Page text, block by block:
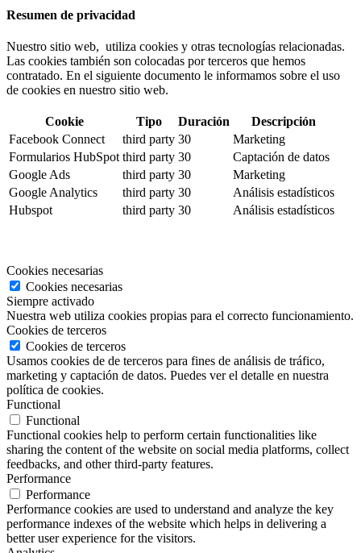
Resumen de privacidad
Nuestro sitio web, utiliza cookies y otras tecnologías relacionadas.
Las cookies también son colocadas por terceros que hemos
contratado. En el siguiente documento le informamos sobre el uso
de cookies en nuestro sitio web.
Cookie Tipo Duración
Descripción
Facebook Connect
third party 30
Marketing
Formularios HubSpot third party 30
Captación de datos
Google Ads
third party 30
Marketing
Google Analytics
third party 30
Análisis estadísticos
Hubspot
third party 30 Análisis estadísticos
Cookies necesarias
Cookies necesarias
Siempre activado
Nuestra web utiliza cookies propias para el correcto funcionamiento.
Cookies de terceros
Cookies de terceros
Usamos cookies de de terceros para fines de análisis de tráfico,
marketing y captación de datos. Puedes ver el detalle en nuestra
política de cookies.
Functional
Functional
Functional cookies help to perform certain functionalities like
sharing the content of the website on social media platforms, collect
feedbacks, and other third-party features.
Performance
Performance
Performance cookies are used to understand and analyze the key
performance indexes of the website which helps in delivering a
better user experience for the visitors.